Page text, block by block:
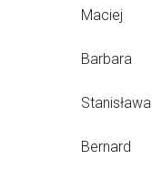
Maciej
Barbara
Stanisława
Bernard